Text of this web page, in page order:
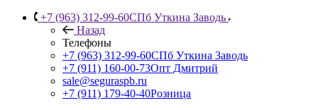
+7 (963) 312-99-60СПб Уткина Заводь
Назад
Телефоны
+7 (963) 312-99-60СПб Уткина Заводь
+7 (911) 160-00-73Опт Дмитрий
sale@seguraspb.ru
+7 (911) 179-40-40Розница